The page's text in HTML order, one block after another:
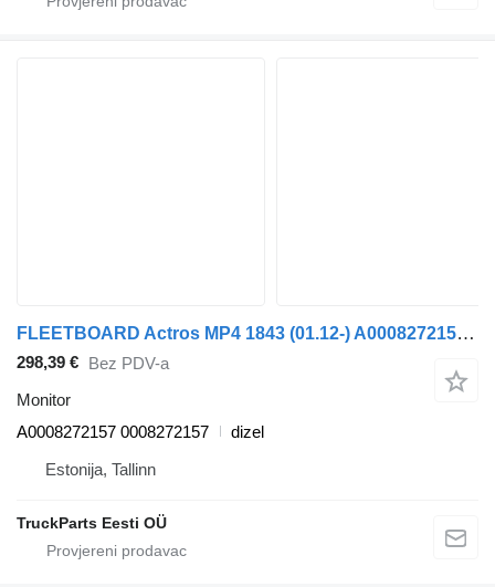
FLEETBOARD Actros MP4 1843 (01.12-) A0008272157 monitor za Mercedes-Benz Actros MP4 Antos Arocs (2012-) tegljača
298,39 € Bez PDV-a
Monitor
A0008272157 0008272157
dizel
Estonija, Tallinn
TruckParts Eesti OÜ